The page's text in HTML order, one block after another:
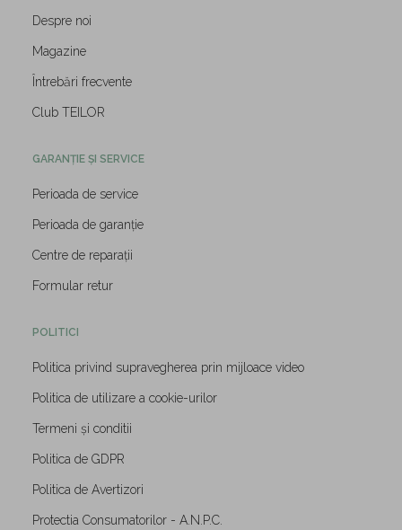
Despre noi
Magazine
Întrebări frecvente
Club TEILOR
GARANȚIE ȘI SERVICE
Perioada de service
Perioada de garanție
Centre de reparații
Formular retur
POLITICI
Politica privind supravegherea prin mijloace video
Politica de utilizare a cookie-urilor
Termeni și conditii
Politica de GDPR
Politica de Avertizori
Protectia Consumatorilor - A.N.P.C.